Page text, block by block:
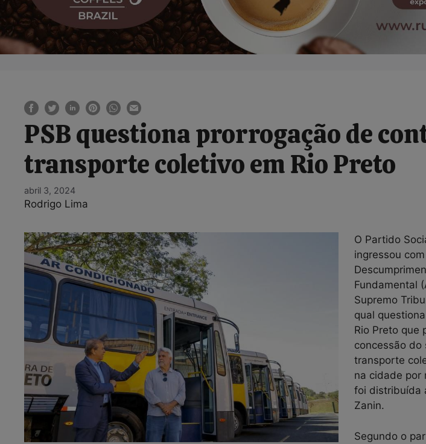
PSB questiona prorrogação de
transporte coletivo em Rio Preto
abril 3, 2024
Rodrigo Lima
O Partido
ingressou
Fundamental
Supremo
qual
Rio Preto que
concessão do
transporte
na cidade por
foi distribuída
Zanin.
Segundo o